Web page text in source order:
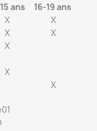
ans
16-19 ans
X
X
X
X
X
X
X